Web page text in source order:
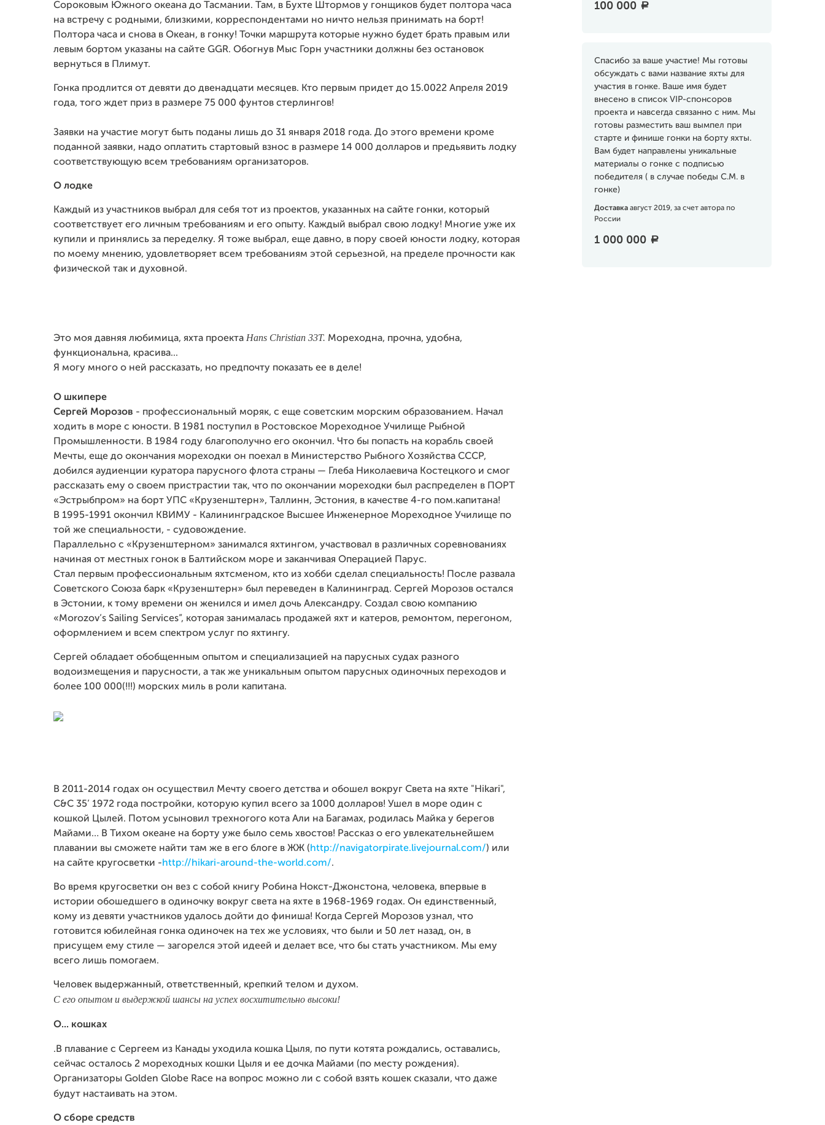
100 000 a
Спасибо за ваше участие! Мы готовы
обсуждать с вами название яхты для
участия в гонке. Ваше имя будет
внесено в список VIP-спонсоров
проекта и навсегда связанно с ним. Мы
готовы разместить ваш вымпел при
старте и финише гонки на борту яхты.
Вам будет направлены уникальные
материалы о гонке с подписью
победителя ( в случае победы С.М. в
гонке)
Доставка август 2019, за счет автора по
России
1 000 000 a
Сороковым Южного океана до Тасмании. Там, в Бухте Штормов у гонщиков будет полтора часа
на встречу с родными, близкими, корреспондентами но ничто нельзя принимать на борт!
Полтора часа и снова в Океан, в гонку! Точки маршрута которые нужно будет брать правым или
левым бортом указаны на сайте GGR. Обогнув Мыс Горн участники должны без остановок
вернуться в Плимут.
Гонка продлится от девяти до двенадцати месяцев. Кто первым придет до 15.0022 Апреля 2019
года, того ждет приз в размере 75 000 фунтов стерлингов!
Заявки на участие могут быть поданы лишь до 31 января 2018 года. До этого времени кроме
поданной заявки, надо оплатить стартовый взнос в размере 14 000 долларов и предьявить лодку
соответствующую всем требованиям организаторов.
О лодке
Каждый из участников выбрал для себя тот из проектов, указанных на сайте гонки, который
соответствует его личным требованиям и его опыту. Каждый выбрал свою лодку! Многие уже их
купили и принялись за переделку. Я тоже выбрал, еще давно, в пору своей юности лодку, которая
по моему мнению, удовлетворяет всем требованиям этой серьезной, на пределе прочности как
физической так и духовной.
Это моя давняя любимица, яхта проекта Hans Christian 33T. Мореходна, прочна, удобна,
функциональна, красива...
Я могу много о ней рассказать, но предпочту показать ее в деле!
О шкипере
Сергей Морозов - профессиональный моряк, с еще советским морским образованием. Начал
ходить в море с юности. В 1981 поступил в Ростовское Мореходное Училище Рыбной
Промышленности. В 1984 году благополучно его окончил. Что бы попасть на корабль своей
Мечты, еще до окончания мореходки он поехал в Министерство Рыбного Хозяйства СССР,
добился аудиенции куратора парусного флота страны — Глеба Николаевича Костецкого и смог
рассказать ему о своем пристрастии так, что по окончании мореходки был распределен в ПОРТ
«Эстрыбпром» на борт УПС «Крузенштерн», Таллинн, Эстония, в качестве 4-го пом.капитана!
В 1995-1991 окончил КВИМУ - Калининградское Высшее Инженерное Мореходное Училище по
той же специальности, - судовождение.
Параллельно с «Крузенштерном» занимался яхтингом, участвовал в различных соревнованиях
начиная от местных гонок в Балтийском море и заканчивая Операцией Парус.
Стал первым профессиональным яхтсменом, кто из хобби сделал специальность! После развала
Советского Союза барк «Крузенштерн» был переведен в Калининград. Сергей Морозов остался
в Эстонии, к тому времени он женился и имел дочь Александру. Создал свою компанию
«Morozov’s Sailing Services”, которая занималась продажей яхт и катеров, ремонтом, перегоном,
оформлением и всем спектром услуг по яхтингу.
Сергей обладает обобщенным опытом и специализацией на парусных судах разного
водоизмещения и парусности, а так же уникальным опытом парусных одиночных переходов и
более 100 000(!!!) морских миль в роли капитана.
В 2011-2014 годах он осуществил Мечту своего детства и обошел вокруг Света на яхте "Hikari",
C&C 35’ 1972 года постройки, которую купил всего за 1000 долларов! Ушел в море один с
кошкой Цылей. Потом усыновил трехногого кота Али на Багамах, родилась Майка у берегов
Майами… В Тихом океане на борту уже было семь хвостов! Рассказ о его увлекательнейшем
плавании вы сможете найти там же в его блоге в ЖЖ (http://navigatorpirate.livejournal.com/) или
на сайте кругосветки -http://hikari-around-the-world.com/.
Во время кругосветки он вез с собой книгу Робина Нокст-Джонстона, человека, впервые в
истории обошедшего в одиночку вокруг света на яхте в 1968-1969 годах. Он единственный,
кому из девяти участников удалось дойти до финиша! Когда Сергей Морозов узнал, что
готовится юбилейная гонка одиночек на тех же условиях, что были и 50 лет назад, он, в
присущем ему стиле — загорелся этой идеей и делает все, что бы стать участником. Мы ему
всего лишь помогаем.
Человек выдержанный, ответственный, крепкий телом и духом.
С его опытом и выдержкой шансы на успех восхитительно высоки!
О... кошках
.В плавание с Сергеем из Канады уходила кошка Цыля, по пути котята рождались, оставались,
сейчас осталось 2 мореходных кошки Цыля и ее дочка Майами (по месту рождения).
Организаторы Golden Globe Race на вопрос можно ли с собой взять кошек сказали, что даже
будут настаивать на этом.
О сборе средств